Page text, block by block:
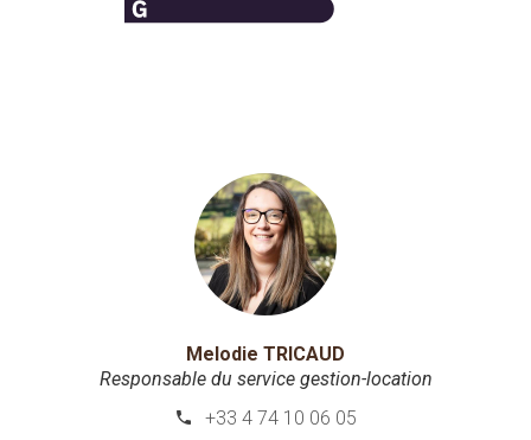
Melodie TRICAUD
Responsable du service gestion-location
+33 4 74 10 06 05